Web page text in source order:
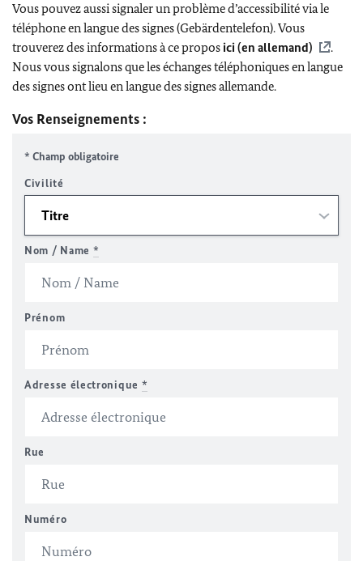
Vous pouvez aussi signaler un problème d’accessibilité via le
téléphone en langue des signes (Gebärdentelefon). Vous
trouverez des informations à ce propos ici (en allemand)
.
Nous vous signalons que les échanges téléphoniques en langue
des signes ont lieu en langue des signes allemande.
Vos Renseignements :
* Champ obligatoire
Civilité
Nom / Name *
Prénom
Adresse électronique *
Rue
Numéro